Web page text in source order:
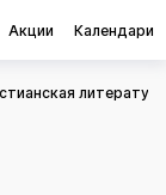
Акции Календари
литература